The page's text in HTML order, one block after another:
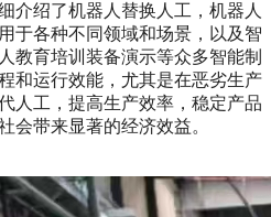
介绍了机器人替换人工，机器人
于各种不同领域和场景，以及智
教育培训装备演示等众多智能制
和运行效能，尤其是在恶劣生产
人工，提高生产效率，稳定产品
会带来显著的经济效益。